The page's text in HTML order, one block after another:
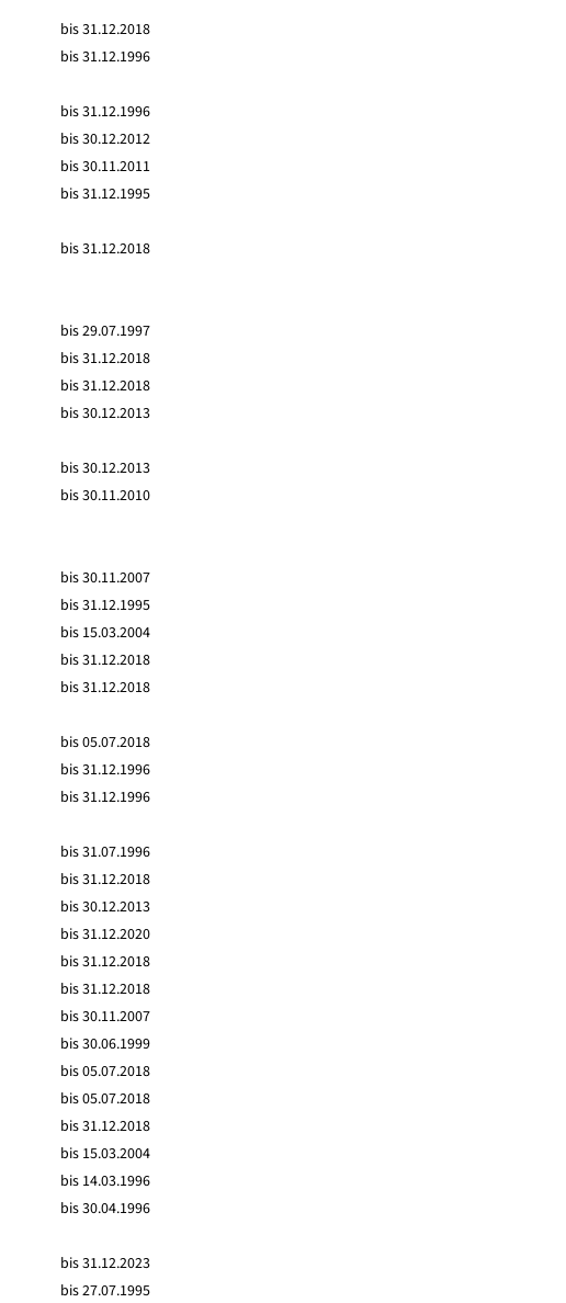
bis 31.12.2018
bis 31.12.1996
bis 31.12.1996
bis 30.12.2012
bis 30.11.2011
bis 31.12.1995
bis 31.12.2018
bis 29.07.1997
bis 31.12.2018
bis 31.12.2018
bis 30.12.2013
bis 30.12.2013
bis 30.11.2010
bis 30.11.2007
bis 31.12.1995
bis 15.03.2004
bis 31.12.2018
bis 31.12.2018
bis 05.07.2018
bis 31.12.1996
bis 31.12.1996
bis 31.07.1996
bis 31.12.2018
bis 30.12.2013
bis 31.12.2020
bis 31.12.2018
bis 31.12.2018
bis 30.11.2007
bis 30.06.1999
bis 05.07.2018
bis 05.07.2018
bis 31.12.2018
bis 15.03.2004
bis 14.03.1996
bis 30.04.1996
bis 31.12.2023
bis 27.07.1995